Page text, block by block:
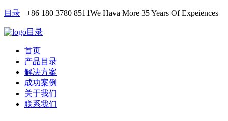
目录 +86 180 3780 8511We Hava More 35 Years Of Expeiences
目录
首页
产品目录
解决方案
成功案例
关于我们
联系我们